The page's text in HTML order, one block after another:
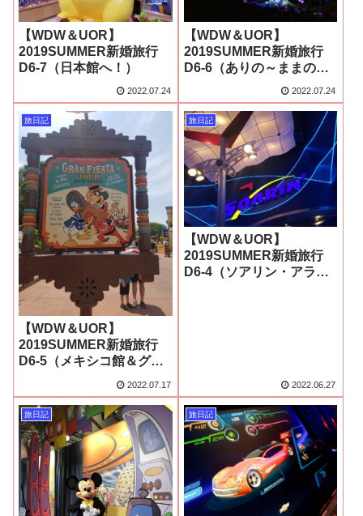
【WDW＆UOR】
2019SUMMER新婚旅行
D6-7（日本館へ！）
2022.07.24
【WDW＆UOR】
2019SUMMER新婚旅行
D6-6（ありの～ままの～
2022.07.24
旅日記
【WDW＆UOR】
2019SUMMER新婚旅行
D6-5（メキシコ館＆グラ
ン・フィエスタ・ツア
ー！）
2022.07.17
旅日記
【WDW＆UOR】
2019SUMMER新婚旅行
D6-4（ソアリン・アラウ
2022.06.27
旅日記 旅日記